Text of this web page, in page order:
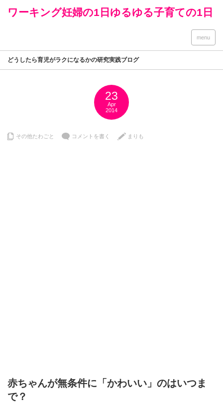
ワーキング妊婦の1日ゆるゆる子育ての1日
menu
どうしたら育児がラクになるかの研究実践ブログ
23
Apr
2014
その他たわごと コメントを書く まりも
赤ちゃんが無条件に「かわいい」のはいつま
で？